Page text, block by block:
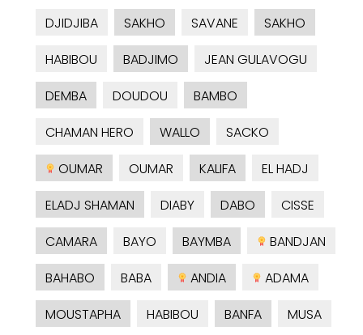
DJIDJIBA
SAKHO SAVANE
SAKHO
HABIBOU
BADJIMO
JEAN GULAVOGU
DEMBA
DOUDOU
BAMBO
CHAMAN HERO
WALLO
SACKO
OUMAR
OUMAR KALIFA
EL HADJ
ELADJ SHAMAN
DIABY DABO
CISSE
CAMARA
BAYO BAYMBA
BANDJAN
BAHABO
BABA ANDIA
ADAMA
MOUSTAPHA
HABIBOU BANFA
MUSA